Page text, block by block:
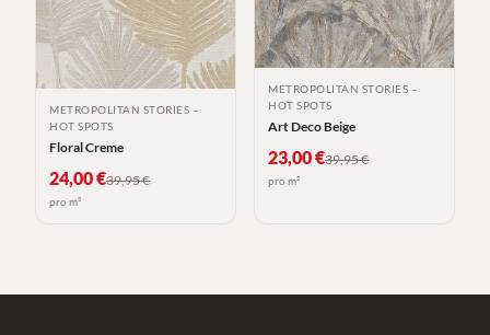
METROPOLITAN STORIES –
HOT SPOTS
Floral Creme
24,00€39,95€
pro m²
METROPOLITAN STORIES –
HOT SPOTS
Art Deco Beige
23,00€39,95€
pro m²